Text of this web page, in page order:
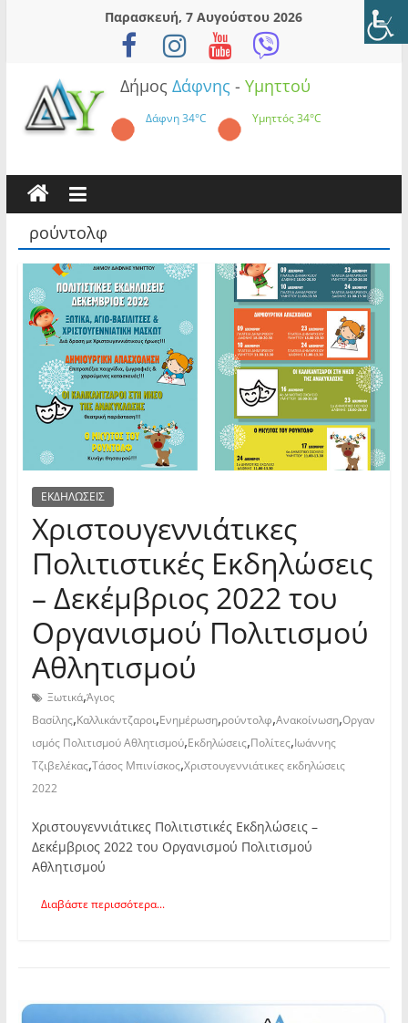
Παρασκευή, 7 Αυγούστου 2026
Δήμος Δάφνης - Υμηττού
Δάφνη34°C Υμηττός34°C
ρούντολφ
ΕΚΔΗΛΩΣΕΙΣ
Χριστουγεννιάτικες
Πολιτιστικές Εκδηλώσεις
– Δεκέμβριος 2022 του
Οργανισμού Πολιτισμού
Αθλητισμού
Ξωτικά,Άγιος
Βασίλης,Καλλικάντζαροι,Ενημέρωση,ρούντολφ,Ανακοίνωση,Οργαν
ισμός Πολιτισμού Αθλητισμού,Εκδηλώσεις,Πολίτες,Ιωάννης
Τζιβελέκας,Τάσος Μπινίσκος,Χριστουγεννιάτικες εκδηλώσεις
2022
Χριστουγεννιάτικες Πολιτιστικές Εκδηλώσεις –
Δεκέμβριος 2022 του Οργανισμού Πολιτισμού
Αθλητισμού
Διαβάστε περισσότερα...